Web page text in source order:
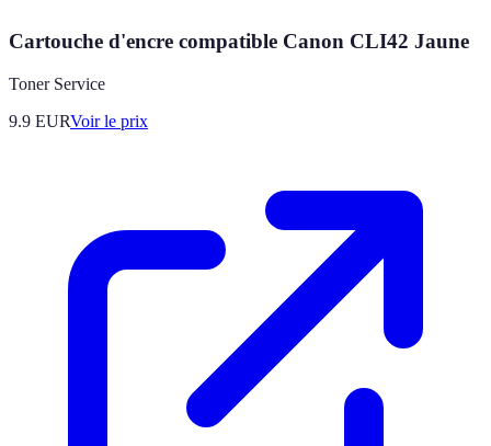
Cartouche d'encre compatible Canon CLI42 Jaune
Toner Service
9.9 EURVoir le prix